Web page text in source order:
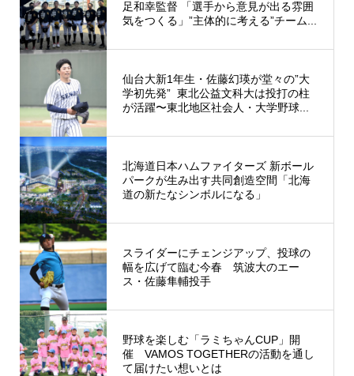
足和幸監督 「選手から意見が出る雰囲
気をつくる」”主体的に考える”チーム...
仙台大新1年生・佐藤幻瑛が堂々の”大
学初先発” 東北公益文科大は投打の柱
が活躍〜東北地区社会人・大学野球...
北海道日本ハムファイターズ 新ボール
パークが生み出す共同創造空間「北海
道の新たなシンボルになる」
スライダーにチェンジアップ、投球の
幅を広げて臨む今春 筑波大のエー
ス・佐藤隼輔投手
野球を楽しむ「ラミちゃんCUP」開
催 VAMOS TOGETHERの活動を通し
て届けたい想いとは